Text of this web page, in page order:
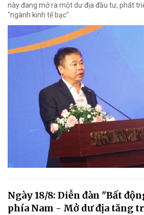
này đang mở ra một dư địa đầu tư, phát
"ngành kinh tế bạc".
Ngày 18/8: Diễn đàn "Bất
phía Nam - Mở dư địa tăng